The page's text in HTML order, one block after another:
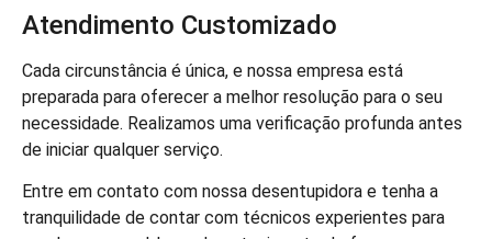
Atendimento Customizado
Cada circunstância é única, e nossa empresa está
preparada para oferecer a melhor resolução para o seu
necessidade. Realizamos uma verificação profunda antes
de iniciar qualquer serviço.
Entre em contato com nossa desentupidora e tenha a
tranquilidade de contar com técnicos experientes para